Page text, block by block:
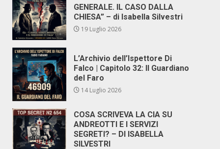
GENERALE. IL CASO DALLA
CHIESA” – di Isabella Silvestri
19 Luglio 2026
L’Archivio dell’Ispettore Di
Falco | Capitolo 32: Il Guardiano
del Faro
14 Luglio 2026
COSA SCRIVEVA LA CIA SU
ANDREOTTI E I SERVIZI
SEGRETI? – DI ISABELLA
SILVESTRI